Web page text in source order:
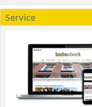
Service